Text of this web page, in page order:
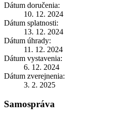
Dátum doručenia:
10. 12. 2024
Dátum splatnosti:
13. 12. 2024
Dátum úhrady:
11. 12. 2024
Dátum vystavenia:
6. 12. 2024
Dátum zverejnenia:
3. 2. 2025
Samospráva